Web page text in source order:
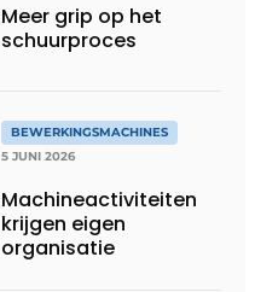
Meer grip op het
schuurproces
BEWERKINGSMACHINES
5 JUNI 2026
Machineactiviteiten
krijgen eigen
organisatie